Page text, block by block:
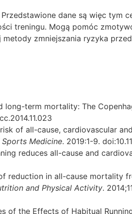
dane są więc tym
treningu. Mogą pomóc
zmniejszania ryzyka
long-term mortality: The
of all-cause, cardiovascular
Medicine. 2019:1-9.
reduces all-cause and
reduction in all-cause mortality
and Physical Activity.
of the Effects of Habitual